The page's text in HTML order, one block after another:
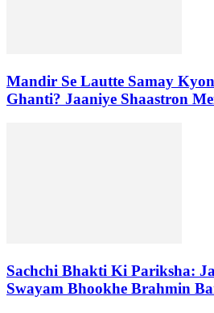
Mandir Se Lautte Samay
Ghanti? Jaaniye Shaastron
Sachchi Bhakti Ki Pariksha:
Swayam Bhookhe Brahmin